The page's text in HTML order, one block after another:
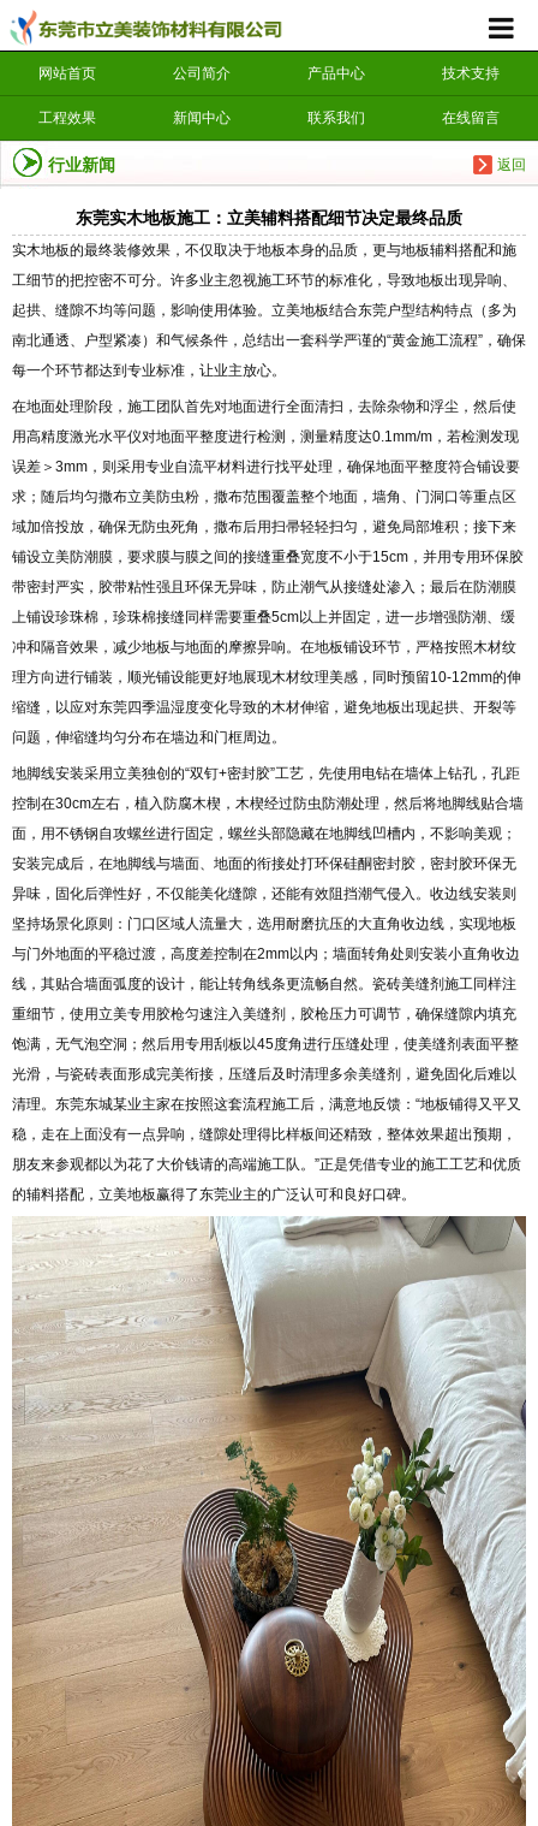
网站首页 公司简介 产品中心 技术支持
工程效果 新闻中心 联系我们 在线留言
返回
行业新闻
东莞实木地板施工：立美辅料搭配细节决定最终品质
实木地板的最终装修效果，不仅取决于地板本身的品质，更与地板辅料搭配和施
工细节的把控密不可分。许多业主忽视施工环节的标准化，导致地板出现异响、
起拱、缝隙不均等问题，影响使用体验。立美地板结合东莞户型结构特点（多为
南北通透、户型紧凑）和气候条件，总结出一套科学严谨的“黄金施工流程”，确保
每一个环节都达到专业标准，让业主放心。
在地面处理阶段，施工团队首先对地面进行全面清扫，去除杂物和浮尘，然后使
用高精度激光水平仪对地面平整度进行检测，测量精度达0.1mm/m，若检测发现
误差＞3mm，则采用专业自流平材料进行找平处理，确保地面平整度符合铺设要
求；随后均匀撒布立美防虫粉，撒布范围覆盖整个地面，墙角、门洞口等重点区
域加倍投放，确保无防虫死角，撒布后用扫帚轻轻扫匀，避免局部堆积；接下来
铺设立美防潮膜，要求膜与膜之间的接缝重叠宽度不小于15cm，并用专用环保胶
带密封严实，胶带粘性强且环保无异味，防止潮气从接缝处渗入；最后在防潮膜
上铺设珍珠棉，珍珠棉接缝同样需要重叠5cm以上并固定，进一步增强防潮、缓
冲和隔音效果，减少地板与地面的摩擦异响。在地板铺设环节，严格按照木材纹
理方向进行铺装，顺光铺设能更好地展现木材纹理美感，同时预留10-12mm的伸
缩缝，以应对东莞四季温湿度变化导致的木材伸缩，避免地板出现起拱、开裂等
问题，伸缩缝均匀分布在墙边和门框周边。
地脚线安装采用立美独创的“双钉+密封胶”工艺，先使用电钻在墙体上钻孔，孔距
控制在30cm左右，植入防腐木楔，木楔经过防虫防潮处理，然后将地脚线贴合墙
面，用不锈钢自攻螺丝进行固定，螺丝头部隐藏在地脚线凹槽内，不影响美观；
安装完成后，在地脚线与墙面、地面的衔接处打环保硅酮密封胶，密封胶环保无
异味，固化后弹性好，不仅能美化缝隙，还能有效阻挡潮气侵入。收边线安装则
坚持场景化原则：门口区域人流量大，选用耐磨抗压的大直角收边线，实现地板
与门外地面的平稳过渡，高度差控制在2mm以内；墙面转角处则安装小直角收边
线，其贴合墙面弧度的设计，能让转角线条更流畅自然。瓷砖美缝剂施工同样注
重细节，使用立美专用胶枪匀速注入美缝剂，胶枪压力可调节，确保缝隙内填充
饱满，无气泡空洞；然后用专用刮板以45度角进行压缝处理，使美缝剂表面平整
光滑，与瓷砖表面形成完美衔接，压缝后及时清理多余美缝剂，避免固化后难以
清理。东莞东城某业主家在按照这套流程施工后，满意地反馈：“地板铺得又平又
稳，走在上面没有一点异响，缝隙处理得比样板间还精致，整体效果超出预期，
朋友来参观都以为花了大价钱请的高端施工队。”正是凭借专业的施工工艺和优质
的辅料搭配，立美地板赢得了东莞业主的广泛认可和良好口碑。